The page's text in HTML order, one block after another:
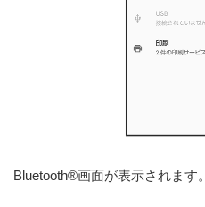
Bluetooth®画面が表示されます。